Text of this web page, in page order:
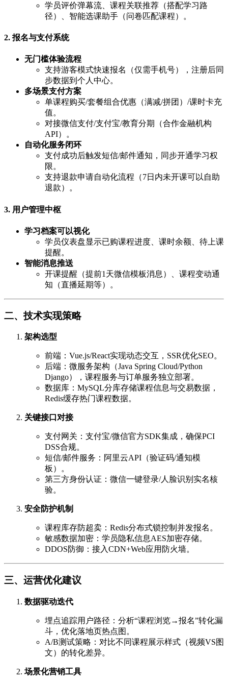
学员评价弹幕流、课程关联推荐（搭配学习路
径）、智能选课助手（问卷匹配课程）。
2. 报名与支付系统
无门槛体验流程
支持游客模式快速报名（仅需手机号），注册后同
步数据到个人中心。
多场景支付方案
单课程购买/套餐组合优惠（满减/拼团）/课时卡充
值。
对接微信支付/支付宝/教育分期（合作金融机构
API）。
自动化服务闭环
支付成功后触发短信/邮件通知，同步开通学习权
限。
支持退款申请自动化流程（7日内未开课可以自助
退款）。
3. 用户管理中枢
学习档案可以视化
学员仪表盘显示已购课程进度、课时余额、待上课
提醒。
智能消息推送
开课提醒（提前1天微信模板消息）、课程变动通
知（直播延期等）。
二、技术实现策略
架构选型
前端：Vue.js/React实现动态交互，SSR优化SEO。
后端：微服务架构（Java Spring Cloud/Python
Django），课程服务与订单服务独立部署。
数据库：MySQL分库存储课程信息与交易数据，
Redis缓存热门课程数据。
关键接口对接
支付网关：支付宝/微信官方SDK集成，确保PCI
DSS合规。
短信/邮件服务：阿里云API（验证码/通知模
板）。
第三方身份认证：微信一键登录/人脸识别实名核
验。
安全防护机制
课程库存防超卖：Redis分布式锁控制并发报名。
敏感数据加密：学员隐私信息AES加密存储。
DDOS防御：接入CDN+Web应用防火墙。
三、运营优化建议
数据驱动迭代
埋点追踪用户路径：分析“课程浏览→报名”转化漏
斗，优化落地页热点图。
A/B测试策略：对比不同课程展示样式（视频VS图
文）的转化差异。
场景化营销工具